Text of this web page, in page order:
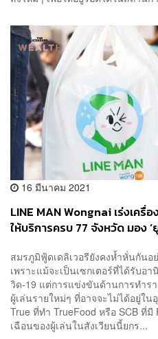
16 มีนาคม 2021
LINE MAN Wongnai เร่งเครื่
ให้บริการครบ 77 จังหวัด มอง
สมรภูมิฟู้ดเดลิเวอรียังคงห้ำหั่นกันอ
เพราะแม้จะเป็นเซกเตอร์ที่ได้รับอ
วิด-19 แต่การแข่งขันด้านการทำร
ผู้เล่นรายใหม่ๆ ที่อาจจะไม่ได้อยู่ใ
True ที่ทำ TrueFood หรือ SCB ที่มี
เฉือนของผู้เล่นในสังเวียนนี้ยกร...